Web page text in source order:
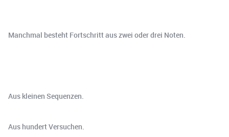
Manchmal besteht Fortschritt aus zwei oder drei Noten.
Aus kleinen Sequenzen.
Aus hundert Versuchen.